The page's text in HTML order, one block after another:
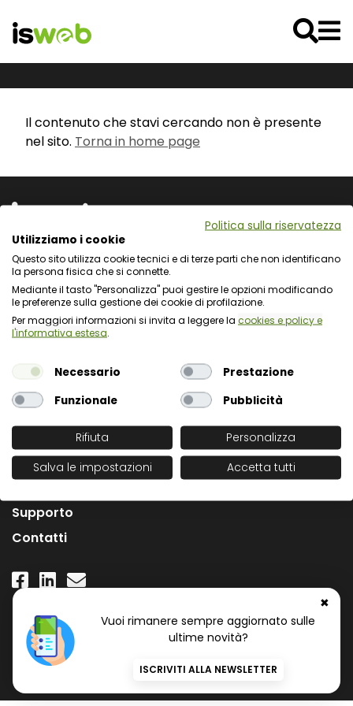
Il contenuto che stavi cercando non è presente
nel sito. Torna in home page
✖
Vuoi rimanere sempre aggiornato sulle
ultime novità?
ISCRIVITI ALLA NEWSLETTER
Via L. Cadorna 31 - 67051 Avezzano (AQ)
Via Fiume Giallo 3 - 00144 Roma
Registro delle Imprese del Gran Sasso d'Italia
C.F. e numero d'iscrizione: 01722270665
L'Azienda
Supporto
Contatti
Numero Verde Gratuito
800 97 34 34
Politica sulla riservatezza
Utilizziamo i cookie
Questo sito utilizza cookie tecnici e di terze parti che non identificano
la persona fisica che si connette.
Mediante il tasto "Personalizza" puoi gestire le opzioni modificando
le preferenze sulla gestione dei cookie di profilazione.
Per maggiori informazioni si invita a leggere la cookies e policy e
l'informativa estesa.
Necessario
Prestazione
Funzionale
Pubblicità
Rifiuta
Personalizza
Salva le impostazioni
Accetta tutti